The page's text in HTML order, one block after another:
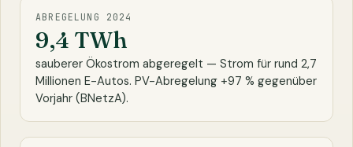
ABREGELUNG 2024
9,4 TWh
sauberer Ökostrom abgeregelt — Strom für rund 2,7
Millionen E-Autos. PV-Abregelung +97 % gegenüber
Vorjahr (BNetzA).